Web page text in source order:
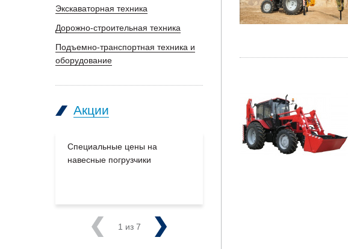
Экскаваторная техника
Дорожно-строительная техника
Подъемно-транспортная техника и
оборудование
Акции
Специальные цены на
навесные погрузчики
Большое поступление техники
PreviousNext
1 из 7